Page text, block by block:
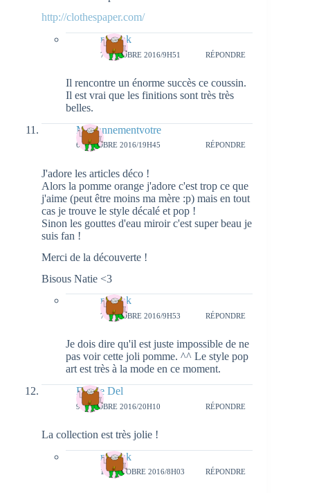
http://clothespaper.com/
natieak
7 OCTOBRE 2016/9H51 RÉPONDRE
Il rencontre un énorme succès ce coussin.
Il est vrai que les finitions sont très très
belles.
Mariannementvotre
6 OCTOBRE 2016/19H45 RÉPONDRE
J'adore les articles déco !
Alors la pomme orange j'adore c'est trop ce que
j'aime (peut être moins ma mère :p) mais en tout
cas je trouve le style décalé et pop !
Sinon les gouttes d'eau miroir c'est super beau je
suis fan !
Merci de la découverte !
Bisous Natie <3
natieak
7 OCTOBRE 2016/9H53 RÉPONDRE
Je dois dire qu'il est juste impossible de ne
pas voir cette joli pomme. ^^ Le style pop
art est très à la mode en ce moment.
Emilie Del
9 OCTOBRE 2016/20H10 RÉPONDRE
La collection est très jolie !
natieak
10 OCTOBRE 2016/8H03 RÉPONDRE